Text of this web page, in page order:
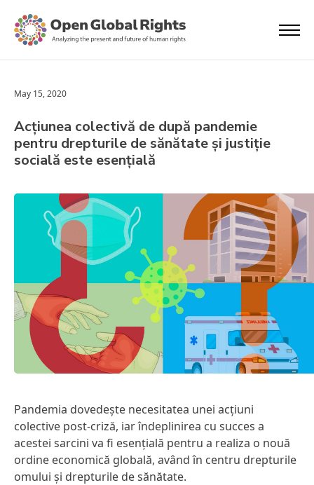
May 15, 2020
Acțiunea colectivă de după pandemie
pentru drepturile de sănătate și justiție
socială este esențială
Pandemia dovedește necesitatea unei acțiuni
colective post-criză, iar îndeplinirea cu succes a
acestei sarcini va fi esențială pentru a realiza o nouă
ordine economică globală, având în centru drepturile
omului și drepturile de sănătate.